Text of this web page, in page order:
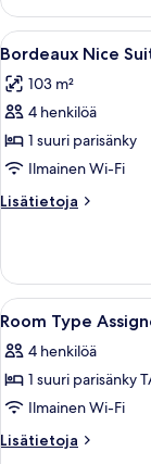
Suite
King
Avaa
kaikki
huonetyypin
Bordeaux
Nice
Suite
King
kuvat
4
Bordeaux Nice
103 m²
4 henkilöä
1 suuri parisänky
Ilmainen Wi-Fi
Lisätietoja
Lisätietoja
Suite
King
Avaa
kaikki
huonetyypin
Room
Type
Assigned
4
Room Type
4 henkilöä
1 suuri parisänky
Ilmainen Wi-Fi
Lisätietoja
Lisätietoja